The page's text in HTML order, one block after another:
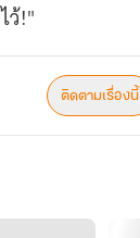
ว้!"
ติดตามเรื่องนี้